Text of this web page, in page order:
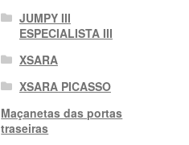
JUMPY III
ESPECIALISTA III
XSARA
XSARA PICASSO
Maçanetas das portas
traseiras